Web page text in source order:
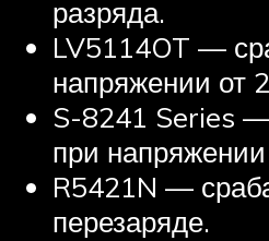
разряда.
LV5114OT —
напряжении от
S-8241 Series
при
R5421N —
перезаряде.